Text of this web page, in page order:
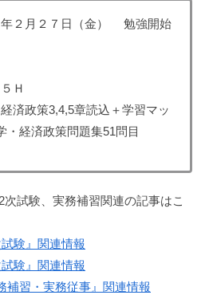
２月２７日（金） 勉強開始
Ｈ
済政策3,4,5章読込＋学習マッ
・経済政策問題集51問目
試験、実務補習関連の記事はこ
験』関連情報
験』関連情報
補習・実務従事』関連情報